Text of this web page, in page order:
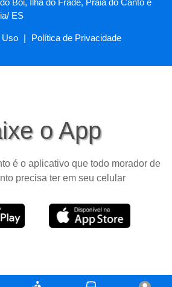
Boi, Ilha do Frade, Praia do Canto e
ES
Uso | Política de Privacidade
o App
é o aplicativo que todo morador de
precisa ter em seu celular